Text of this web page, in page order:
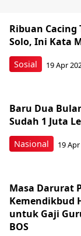
Sosial
Ribuan
Solo, Ini Kata
19 Apr
Nasional
Baru Dua
Sudah 1 Juta
19
Masa Darurat
Kemendikbud
untuk Gaji
BOS